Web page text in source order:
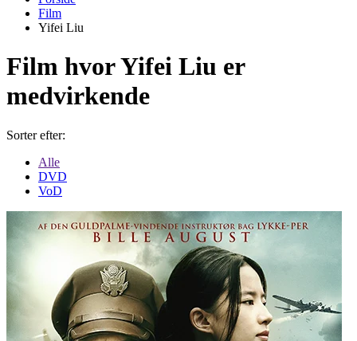
Film
Yifei Liu
Film hvor Yifei Liu er
medvirkende
Sorter efter:
Alle
DVD
VoD